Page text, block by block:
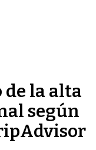
de la alta
según